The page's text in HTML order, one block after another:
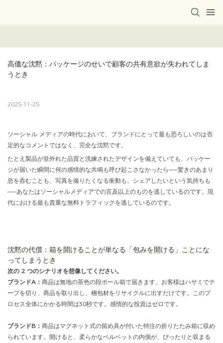
高価な沈黙：パッケージのせいで顧客の共有意欲が失われてしま
うとき
2025-11-25
ソーシャル メディアの時代において、ブランドにとって最も恐ろしいのは否
定的なコメントではなく、完全な沈黙です。
たとえ製品が並外れた品質と洗練されたデザインを備えていても、パッケー
ジが届いた瞬間に何の感情的な共鳴も呼び起こさなかったら――驚きのあまり
息を呑むことも、写真を撮りたくなる衝動も、シェアしたいという気持ちも
――あなたはソーシャルメディアでの言及以上のものを逃しているのです。現
代における最も貴重な無料トラフィックを逃しているのです。
沈黙の代償：箱を開けることが単なる「包みを開ける」ことにな
ってしまうとき
次の 2 つのシナリオを想像してください。
ブランドA： 商品は無地の茶色の段ボール箱で届きます。お客様はハサミでテ
ープを切り、商品を取り出し、梱包材をリサイクルに出すだけです。このプ
ロセス全体にかかる時間は30秒です。感情的な投資はゼロです。
ブランドB： 商品はマグネット式の留め具が付いた特注の折りたたみ箱に収め
られています。開けると、柔らかなベルベットの内側が、ぴったりと収まる